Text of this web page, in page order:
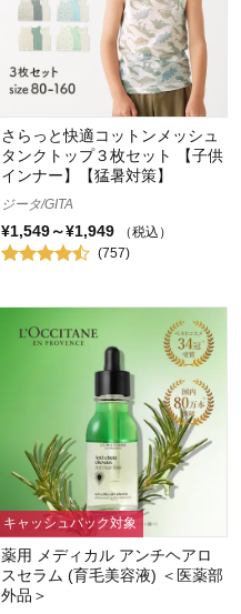
さらっと快適コットンメッシュ
タンクトップ３枚セット 【子供
インナー】【猛暑対策】
ジータ/GITA
¥1,549～¥1,949
（税込）
(757)
キャッシュバック対象
薬用 メディカル アンチヘアロ
スセラム (育毛美容液) ＜医薬部
外品＞